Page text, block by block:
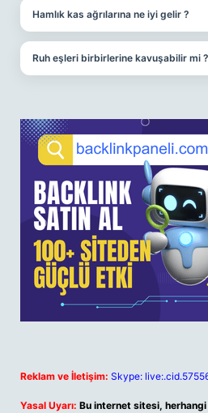
Hamlık kas ağrılarına ne iyi gelir ?
Ruh eşleri birbirlerine kavuşabilir mi ?
Reklam ve İletişim: Skype:
Yasal Uyarı: Bu internet sitesi,